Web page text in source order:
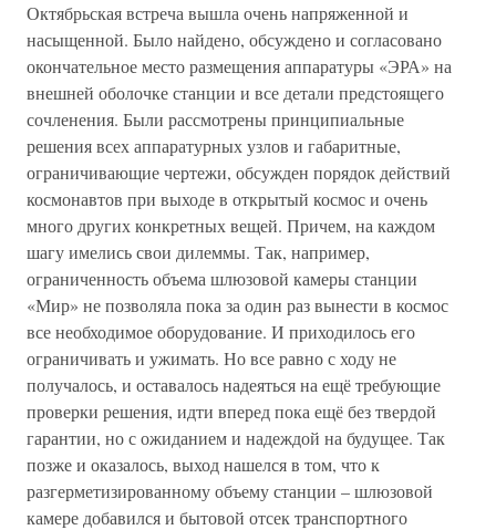
Октябрьская встреча вышла очень напряженной и
насыщенной. Было найдено, обсуждено и согласовано
окончательное место размещения аппаратуры «ЭРА» на
внешней оболочке станции и все детали предстоящего
сочленения. Были рассмотрены принципиальные
решения всех аппаратурных узлов и габаритные,
ограничивающие чертежи, обсужден порядок действий
космонавтов при выходе в открытый космос и очень
много других конкретных вещей. Причем, на каждом
шагу имелись свои дилеммы. Так, например,
ограниченность объема шлюзовой камеры станции
«Мир» не позволяла пока за один раз вынести в космос
все необходимое оборудование. И приходилось его
ограничивать и ужимать. Но все равно с ходу не
получалось, и оставалось надеяться на ещё требующие
проверки решения, идти вперед пока ещё без твердой
гарантии, но с ожиданием и надеждой на будущее. Так
позже и оказалось, выход нашелся в том, что к
разгерметизированному объему станции – шлюзовой
камере добавился и бытовой отсек транспортного